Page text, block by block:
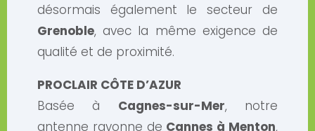
désormais également le secteur de
Grenoble, avec la même exigence de
qualité et de proximité.
PROCLAIR CÔTE D’AZUR
Basée à Cagnes-sur-Mer, notre
antenne rayonne de Cannes à Menton,